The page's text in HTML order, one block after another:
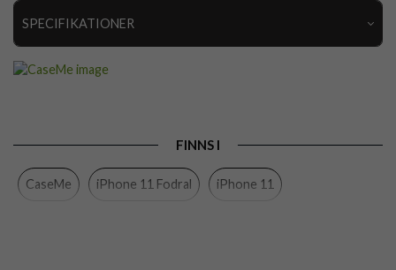
SPECIFIKATIONER
Kortfack, RFID-skydd, Stativfunktion
Färg
FINNS I
CaseMe iPhone 11 Fodral iPhone 11